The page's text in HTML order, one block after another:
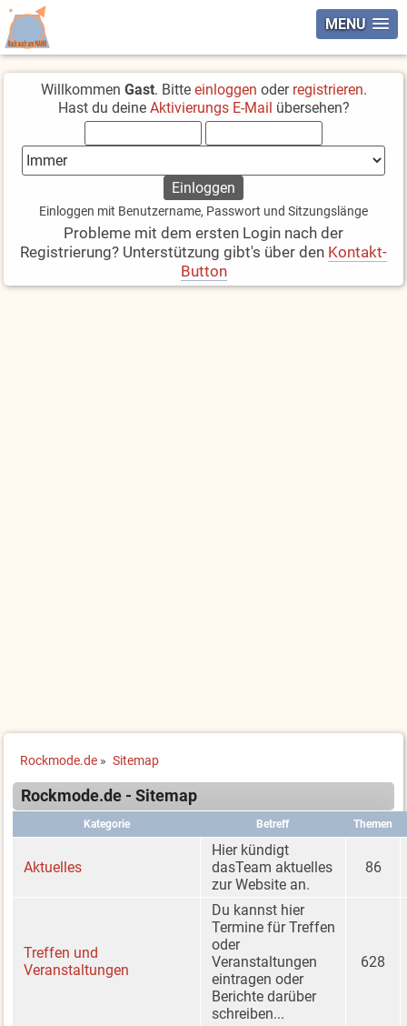
MENU
Willkommen Gast. Bitte einloggen oder registrieren.
Hast du deine Aktivierungs E-Mail übersehen?
Einloggen mit Benutzername, Passwort und Sitzungslänge
Probleme mit dem ersten Login nach der
Registrierung? Unterstützung gibt's über den Kontakt-
Button
Rockmode.de » Sitemap
Rockmode.de - Sitemap
Kategorie Betreff Themen
Aktuelles
Hier kündigt
dasTeam aktuelles
zur Website an.
86
Treffen und
Veranstaltungen
Du kannst hier
Termine für Treffen
oder
Veranstaltungen
eintragen oder
Berichte darüber
schreiben...
628